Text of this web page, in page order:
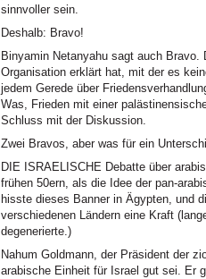
sinnvoller sein.
Deshalb: Bravo!
Binyamin Netanyahu sagt auch
Organisation erklärt hat, mit der es
jedem Gerede über
Was, Frieden mit einer
Schluss mit der Diskussion.
Zwei Bravos, aber was für ein
DIE ISRAELISCHE Debatte über
frühen 50ern, als die Idee der pan-
hisste dieses Banner in Ägypten, und
verschiedenen Ländern eine Kraft
degenerierte.)
Nahum Goldmann, der Präsident der
arabische Einheit für Israel gut sei. Er